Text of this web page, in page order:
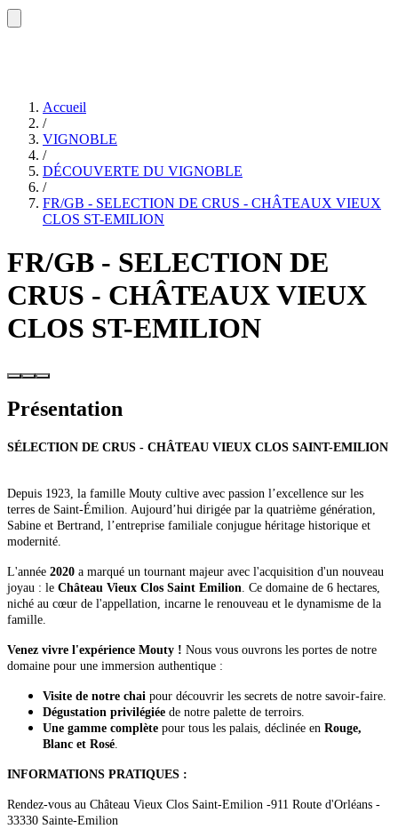
Accueil
/
VIGNOBLE
/
DÉCOUVERTE DU VIGNOBLE
/
FR/GB - SELECTION DE CRUS - CHÂTEAUX VIEUX
CLOS ST-EMILION
FR/GB - SELECTION DE
CRUS - CHÂTEAUX VIEUX
CLOS ST-EMILION
Présentation
SÉLECTION DE CRUS - CHÂTEAU VIEUX CLOS SAINT-EMILION
Depuis 1923, la famille Mouty cultive avec passion l’excellence sur les
terres de Saint-Émilion. Aujourd’hui dirigée par la quatrième génération,
Sabine et Bertrand, l’entreprise familiale conjugue héritage historique et
modernité.
L'année 2020 a marqué un tournant majeur avec l'acquisition d'un nouveau
joyau : le Château Vieux Clos Saint Emilion. Ce domaine de 6 hectares,
niché au cœur de l'appellation, incarne le renouveau et le dynamisme de la
famille.
Venez vivre l'expérience Mouty ! Nous vous ouvrons les portes de notre
domaine pour une immersion authentique :
Visite de notre chai pour découvrir les secrets de notre savoir-faire.
Dégustation privilégiée de notre palette de terroirs.
Une gamme complète pour tous les palais, déclinée en Rouge,
Blanc et Rosé.
INFORMATIONS PRATIQUES :
Rendez-vous au Château Vieux Clos Saint-Emilion -911 Route d'Orléans -
33330 Sainte-Emilion